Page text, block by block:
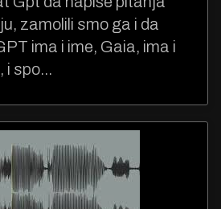
zamolili smo ga i da
ima i ime, Gaia, ima i
i spo...